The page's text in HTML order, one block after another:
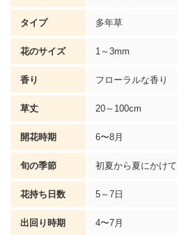
タイプ 多年草
花のサイズ 1～3mm
香り フローラルな香り
草丈 20～100cm
開花時期 6〜8月
旬の季節 初夏から夏にかけて
花持ち日数 5～7日
出回り時期
4〜7月